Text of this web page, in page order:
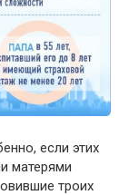
если этих
матерями
троих